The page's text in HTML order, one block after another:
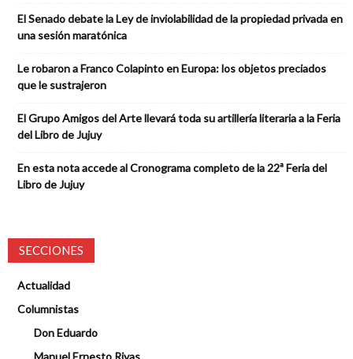
El Senado debate la Ley de inviolabilidad de la propiedad privada en
una sesión maratónica
Le robaron a Franco Colapinto en Europa: los objetos preciados
que le sustrajeron
El Grupo Amigos del Arte llevará toda su artillería literaria a la Feria
del Libro de Jujuy
En esta nota accede al Cronograma completo de la 22ª Feria del
Libro de Jujuy
SECCIONES
Actualidad
Columnistas
Don Eduardo
Manuel Ernesto Rivas